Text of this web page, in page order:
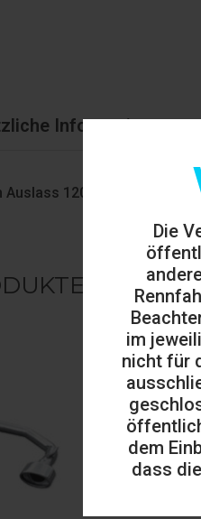
Die
im
nicht für
dem
dass
Informationen
120×80 mm